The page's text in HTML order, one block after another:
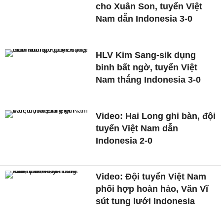
cho Xuân Son, tuyển Việt
Nam dẫn Indonesia 3-0
HLV Kim Sang-sik dụng
binh bất ngờ, tuyển Việt
Nam thắng Indonesia 3-0
Video: Hai Long ghi bàn, đội
tuyển Việt Nam dẫn
Indonesia 2-0
Video: Đội tuyển Việt Nam
phối hợp hoàn hảo, Văn Vĩ
sút tung lưới Indonesia